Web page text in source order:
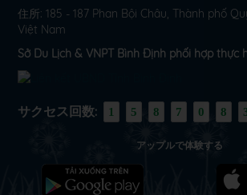
住所: 185 - 187 Phan Bội Châu, Thành phố
Việt Nam
Sở Du Lịch & VNPT Bình Định phối hợp thực
サクセス回数: 1 5 8 7 0 8
アップルで体験する